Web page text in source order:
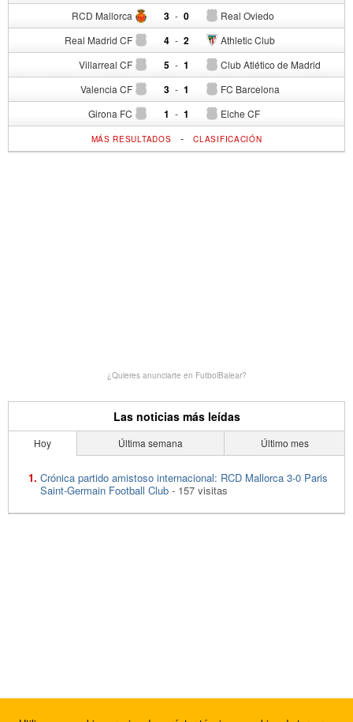
RCD Mallorca 3 - Real Oviedo
0
Real Madrid CF 4 - Athletic Club
2
Villarreal CF 5 - Club Atlético de Madrid
1
Valencia CF 3 - FC Barcelona
1
Girona FC 1 - Elche CF
1
MÁS RESULTADOS -CLASIFICACIÓN
¿Quieres anunciarte en FutbolBalear?
Las noticias más leídas
Hoy Última semana Último mes
Crónica partido amistoso internacional: RCD Mallorca 3-0 Paris
Saint-Germain Football Club - 157 visitas